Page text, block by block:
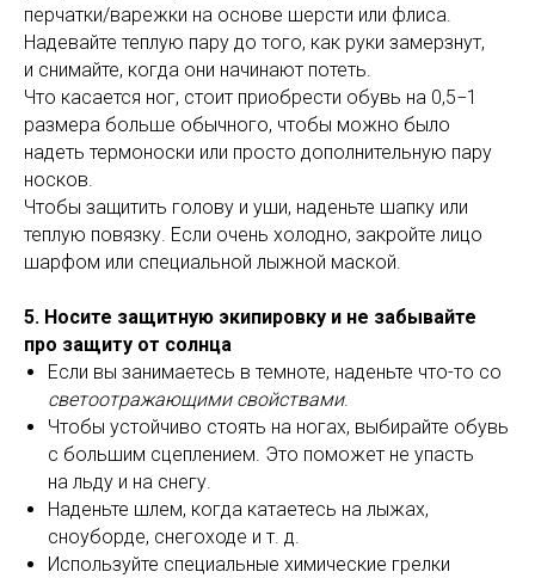
перчатки/варежки на основе шерсти или флиса.
Надевайте теплую пару до того, как руки замерзнут,
и снимайте, когда они начинают потеть.
Что касается ног, стоит приобрести обувь на 0,5−1
размера больше обычного, чтобы можно было
надеть термоноски или просто дополнительную пару
носков.
Чтобы защитить голову и уши, наденьте шапку или
теплую повязку. Если очень холодно, закройте лицо
шарфом или специальной лыжной маской.
5. Носите защитную экипировку и не забывайте
про защиту от солнца
Если вы занимаетесь в темноте, наденьте что-то со
светоотражающими свойствами.
Чтобы устойчиво стоять на ногах, выбирайте обувь
с большим сцеплением. Это поможет не упасть
на льду и на снегу.
Наденьте шлем, когда катаетесь на лыжах,
сноуборде, снегоходе и т. д.
Используйте специальные химические грелки